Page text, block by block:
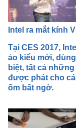
Intel ra mắt kính
Tại CES 2017,
ảo kiểu mới,
biệt, tất cả
được phát cho
ốm bất ngờ.